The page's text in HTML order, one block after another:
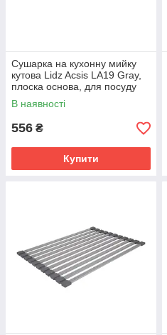
Сушарка на кухонну мийку
кутова Lidz Acsis LA19 Gray,
плоска основа, для посуду
477х198 мм
LDACSLA19GRA49772
В наявності
556 ₴
Купити